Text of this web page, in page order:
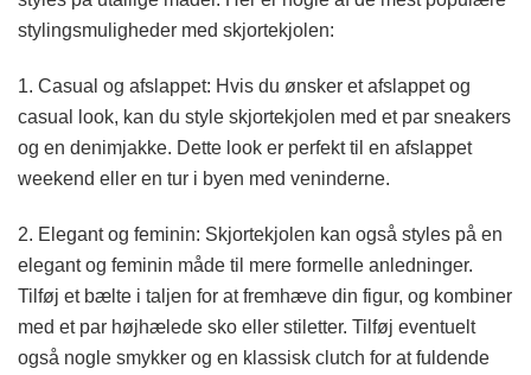
stylingsmuligheder med skjortekjolen:
1. Casual og afslappet: Hvis du ønsker et afslappet og
casual look, kan du style skjortekjolen med et par sneakers
og en denimjakke. Dette look er perfekt til en afslappet
weekend eller en tur i byen med veninderne.
2. Elegant og feminin: Skjortekjolen kan også styles på en
elegant og feminin måde til mere formelle anledninger.
Tilføj et bælte i taljen for at fremhæve din figur, og kombiner
med et par højhælede sko eller stiletter. Tilføj eventuelt
også nogle smykker og en klassisk clutch for at fuldende